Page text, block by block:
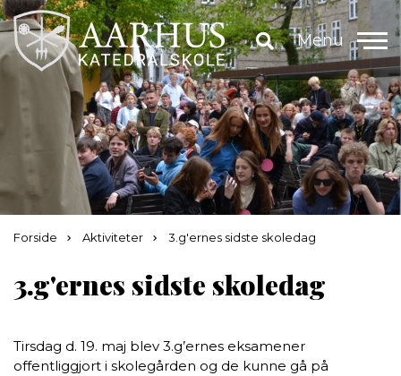
Menu
Forside Aktiviteter 3.g'ernes sidste skoledag
3.g'ernes sidste skoledag
Tirsdag d. 19. maj blev 3.g’ernes eksamener
offentliggjort i skolegården og de kunne gå på